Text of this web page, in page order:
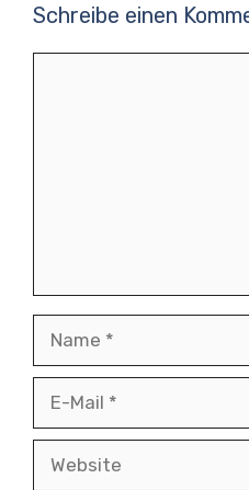
Schreibe einen
Mail